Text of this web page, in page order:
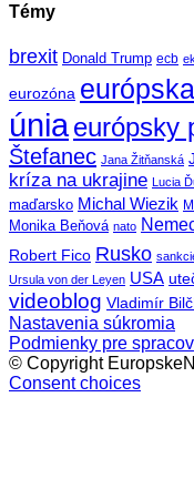
Témy
brexit Donald Trump ecb
eurozóna
úniaeurópsky
Štefanec Jana Žitňanská
kríza na ukrajine Lucia
maďarsko Michal Wiezik
Monika Beňová nato
Robert Fico Rusko
Ursula von der Leyen USA
videoblog Vladimír
Nastavenia súkromia
Podmienky pre
© Copyright
Consent choices